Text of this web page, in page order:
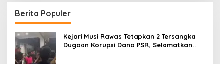
Berita Populer
Kejari Musi Rawas Tetapkan 2 Tersangka
Dugaan Korupsi Dana PSR, Selamatkan